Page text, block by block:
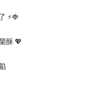
的支付方式。 讓您購物簡單
⚡️🍓
酥 💖